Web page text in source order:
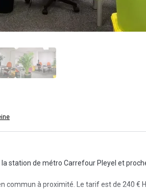
station de métro Carrefour Pleyel et
à proximité. Le tarif est de 240 €